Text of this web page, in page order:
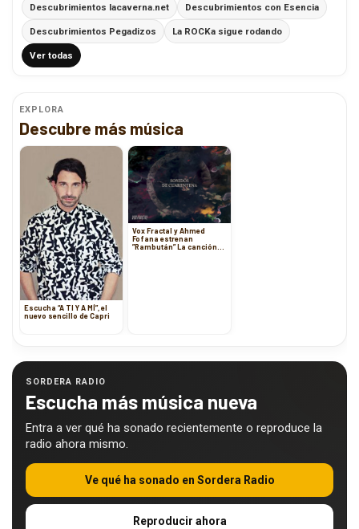
Descubrimientos lacaverna.net Descubrimientos con Esencia
Descubrimientos Pegadizos La ROCKa sigue rodando
Ver todas
EXPLORA
Descubre más música
Escucha “A TI Y A MÍ”, el
nuevo sencillo de Capri
Vox Fractal y Ahmed
Fofana estrenan
”Rambután” La canción
SORDERA RADIO
Escucha más música nueva
Entra a ver qué ha sonado recientemente o reproduce la
radio ahora mismo.
Ve qué ha sonado en Sordera Radio
Reproducir ahora